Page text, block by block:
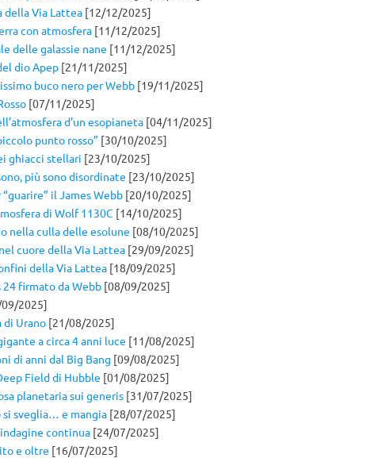
della Via Lattea[12/12/2025]
con atmosfera[11/12/2025]
delle galassie nane [11/12/2025]
dio Apep[21/11/2025]
buco nero per Webb[19/11/2025]
[07/11/2025]
d’un esopianeta[04/11/2025]
punto rosso” [30/10/2025]
ghiacci stellari [23/10/2025]
più sono disordinate [23/10/2025]
il James Webb[20/10/2025]
di Wolf 1130C [14/10/2025]
nella culla delle esolune [08/10/2025]
cuore della Via Lattea[29/09/2025]
della Via Lattea[18/09/2025]
firmato da Webb[08/09/2025]
2025]
di Urano[21/08/2025]
a circa 4 anni luce [11/08/2025]
di anni dal Big Bang [09/08/2025]
Field di Hubble [01/08/2025]
planetaria sui generis[31/07/2025]
si sveglia… e mangia[28/07/2025]
continua[24/07/2025]
e oltre [16/07/2025]